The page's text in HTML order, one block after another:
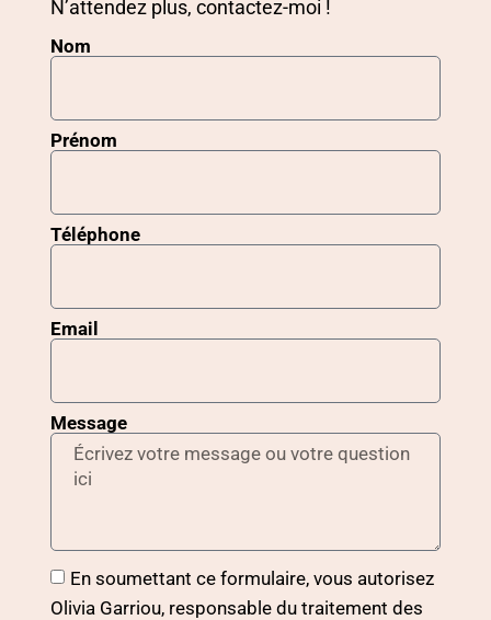
N’attendez plus, contactez-moi !
Nom
Prénom
Téléphone
Email
Message
En soumettant ce formulaire, vous autorisez
Olivia Garriou, responsable du traitement des